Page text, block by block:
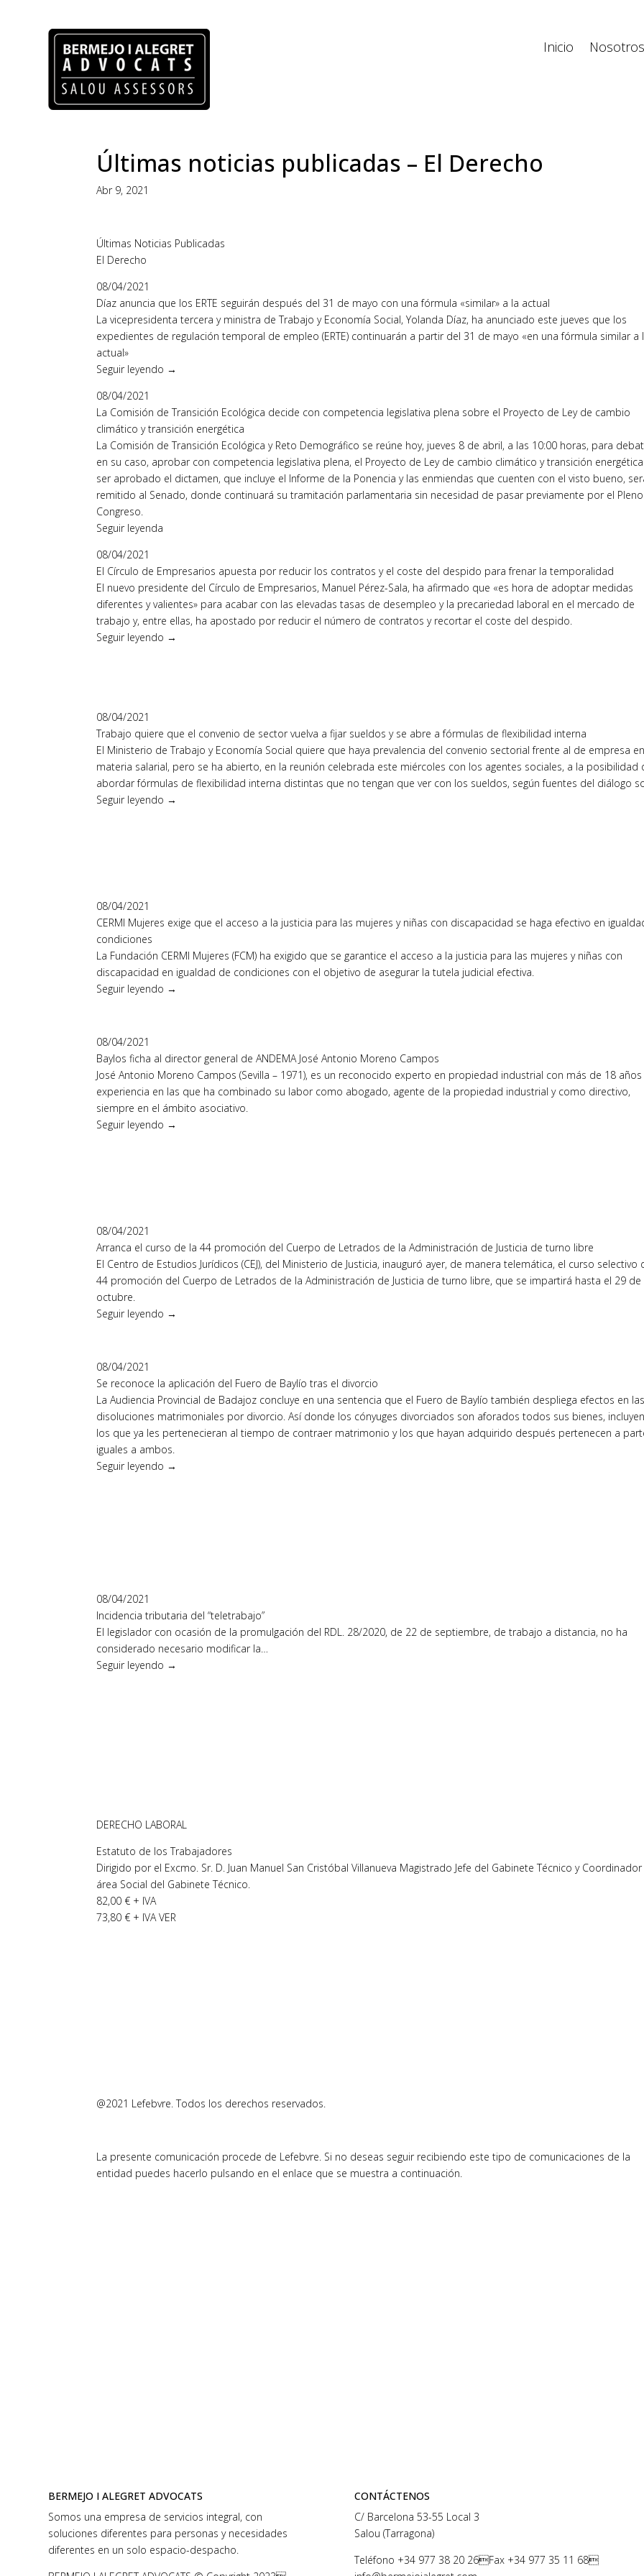
Inicio Nosotros
Últimas noticias publicadas – El Derecho
Abr 9, 2021
Últimas Noticias Publicadas
El Derecho
08/04/2021
Díaz anuncia que los ERTE seguirán después del 31 de mayo con una fórmula «similar» a la actual
La vicepresidenta tercera y ministra de Trabajo y Economía Social, Yolanda Díaz, ha anunciado este jueves que los
expedientes de regulación temporal de empleo (ERTE) continuarán a partir del 31 de mayo «en una fórmula similar a
actual»
Seguir leyendo →
08/04/2021
La Comisión de Transición Ecológica decide con competencia legislativa plena sobre el Proyecto de Ley de cambio
climático y transición energética
La Comisión de Transición Ecológica y Reto Demográfico se reúne hoy, jueves 8 de abril, a las 10:00 horas, para
en su caso, aprobar con competencia legislativa plena, el Proyecto de Ley de cambio climático y transición
ser aprobado el dictamen, que incluye el Informe de la Ponencia y las enmiendas que cuenten con el visto bueno,
remitido al Senado, donde continuará su tramitación parlamentaria sin necesidad de pasar previamente por el
Congreso.
Seguir leyenda
08/04/2021
El Círculo de Empresarios apuesta por reducir los contratos y el coste del despido para frenar la temporalidad
El nuevo presidente del Círculo de Empresarios, Manuel Pérez-Sala, ha afirmado que «es hora de adoptar medidas
diferentes y valientes» para acabar con las elevadas tasas de desempleo y la precariedad laboral en el mercado de
trabajo y, entre ellas, ha apostado por reducir el número de contratos y recortar el coste del despido.
Seguir leyendo →
08/04/2021
Trabajo quiere que el convenio de sector vuelva a fijar sueldos y se abre a fórmulas de flexibilidad interna
El Ministerio de Trabajo y Economía Social quiere que haya prevalencia del convenio sectorial frente al de empresa
materia salarial, pero se ha abierto, en la reunión celebrada este miércoles con los agentes sociales, a la posibilidad
abordar fórmulas de flexibilidad interna distintas que no tengan que ver con los sueldos, según fuentes del diálogo
Seguir leyendo →
08/04/2021
CERMI Mujeres exige que el acceso a la justicia para las mujeres y niñas con discapacidad se haga efectivo en
condiciones
La Fundación CERMI Mujeres (FCM) ha exigido que se garantice el acceso a la justicia para las mujeres y niñas con
discapacidad en igualdad de condiciones con el objetivo de asegurar la tutela judicial efectiva.
Seguir leyendo →
08/04/2021
Baylos ficha al director general de ANDEMA José Antonio Moreno Campos
José Antonio Moreno Campos (Sevilla – 1971), es un reconocido experto en propiedad industrial con más de 18
experiencia en las que ha combinado su labor como abogado, agente de la propiedad industrial y como directivo,
siempre en el ámbito asociativo.
Seguir leyendo →
08/04/2021
Arranca el curso de la 44 promoción del Cuerpo de Letrados de la Administración de Justicia de turno libre
El Centro de Estudios Jurídicos (CEJ), del Ministerio de Justicia, inauguró ayer, de manera telemática, el curso selectivo
44 promoción del Cuerpo de Letrados de la Administración de Justicia de turno libre, que se impartirá hasta el 29 de
octubre.
Seguir leyendo →
08/04/2021
Se reconoce la aplicación del Fuero de Baylío tras el divorcio
La Audiencia Provincial de Badajoz concluye en una sentencia que el Fuero de Baylío también despliega efectos en
disoluciones matrimoniales por divorcio. Así donde los cónyuges divorciados son aforados todos sus bienes,
los que ya les pertenecieran al tiempo de contraer matrimonio y los que hayan adquirido después pertenecen a
iguales a ambos.
Seguir leyendo →
08/04/2021
Incidencia tributaria del “teletrabajo”
El legislador con ocasión de la promulgación del RDL. 28/2020, de 22 de septiembre, de trabajo a distancia, no ha
considerado necesario modificar la…
Seguir leyendo →
DERECHO LABORAL
Estatuto de los Trabajadores
Dirigido por el Excmo. Sr. D. Juan Manuel San Cristóbal Villanueva Magistrado Jefe del Gabinete Técnico y
área Social del Gabinete Técnico.
82,00 € + IVA
73,80 € + IVA VER
@2021 Lefebvre. Todos los derechos reservados.
La presente comunicación procede de Lefebvre. Si no deseas seguir recibiendo este tipo de comunicaciones de la
entidad puedes hacerlo pulsando en el enlace que se muestra a continuación.
BERMEJO I ALEGRET ADVOCATS
Somos una empresa de servicios integral, con
soluciones diferentes para personas y necesidades
diferentes en un solo espacio-despacho.
CONTÁCTENOS
C/ Barcelona 53-55 Local 3
Salou (Tarragona)
Teléfono +34 977 38 20 26Fax +34 977 35 11 68